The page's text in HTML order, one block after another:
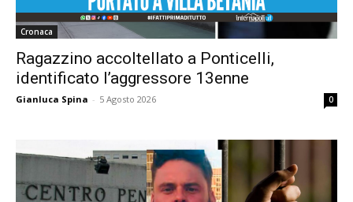
Cronaca
Ragazzino accoltellato a Ponticelli,
identificato l’aggressore 13enne
Gianluca Spina - 5 Agosto 2026 0